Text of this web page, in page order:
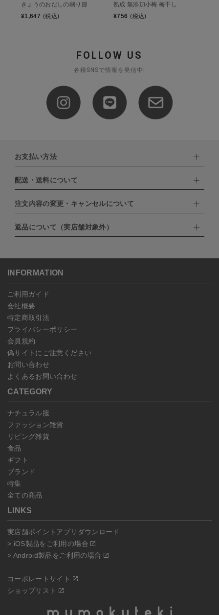
きょうのおだしの削り節
¥1,647 (税込)
熟成 無添加小梅 梅干し
¥756 (税込)
FOLLOW US
各種SNSで情報を発信中!
お支払い方法
下記お支払い方法よりお選びいただけます。
・クレジットカード（VISA,mastercard,JCB,AMERICAN
EXPRESS,Diners Club）
・PayPay
・NP後払い
配送・送料について
配達業者：日本郵便
北海道：1,400円
沖縄：1,400円
注文内容の変更・キャンセルについて
ご注文日当日から翌日のAM9:00までにご連絡頂いた場合はキャン
セルは可能です。
ンセルしていただいた後、ご希望の商品のみ再度ご注文お願いしま
予約商品など一部キャンセルが出来ない場合がございます。あらか
じめご了承ください。
返品について（実店舗対象外）
こちらよりご依頼ください。
INFORMATION
ご利用ガイド
会社概要
特定商取引法
プライバシーポリシー
会員規約
偽サイトにご注意ください
お問い合わせ
よくあるお問い合わせ
CATEGORY
ナチュラル服
ファッション雑貨
リビング雑貨
食品
ギフト
ブランド
特集
全ての商品
LINKS
実店舗ポイントアプリダウンロード
> iOS製品をご利用の場合
> Android製品をご利用の場合
コーポレートサイト
ショップリスト